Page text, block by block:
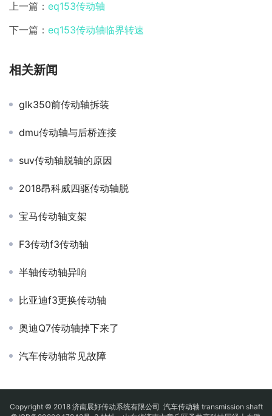
上一篇： eq153传动轴
下一篇： eq153传动轴临界转速
相关新闻
glk350前传动轴拆装
dmu传动轴与后桥连接
suv传动轴脱轴的原因
2018昂科威四驱传动轴脱
宝马传动轴支架
F3传动f3传动轴
半轴传动轴异响
比亚迪f3更换传动轴
奥迪Q7传动轴掉下来了
汽车传动轴常见故障
Copyright © 2018 济南展好传动系统有限公司 汽车传动轴 transmission shaft